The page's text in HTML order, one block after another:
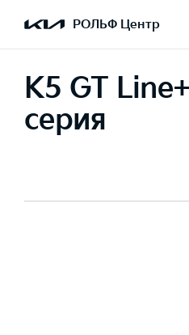
РОЛЬФ Центр
K5 GT
серия